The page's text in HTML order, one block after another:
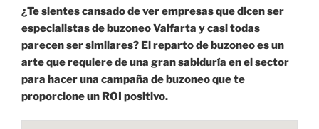
¿Te sientes cansado de ver empresas que dicen ser
especialistas de buzoneo Valfarta y casi todas
parecen ser similares? El reparto de buzoneo es un
arte que requiere de una gran sabiduría en el sector
para hacer una campaña de buzoneo que te
proporcione un ROI positivo.